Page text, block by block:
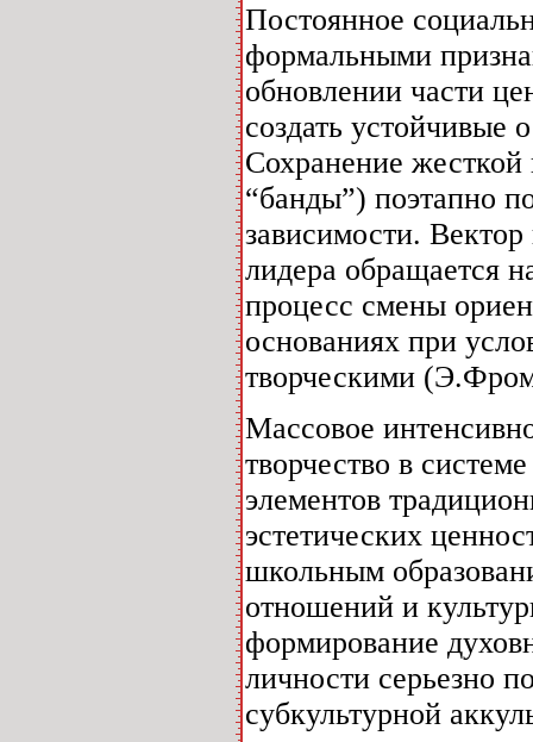
Постоянное
формальными
обновлении части
создать устойчивые
Сохранение жесткой
“банды”) поэтапно
зависимости.
лидера обращается
процесс смены
основаниях при
творческими
Массовое
творчество в
элементов
эстетических
школьным
отношений и
формирование
личности серьезно
субкультурной